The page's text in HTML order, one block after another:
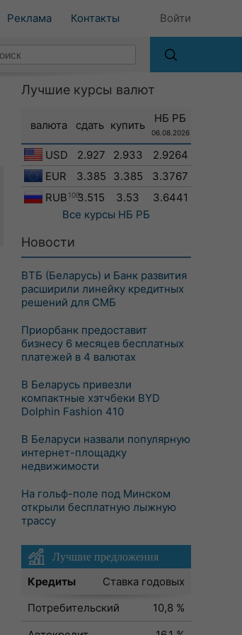
Реклама Контакты Войти
Лучшие курсы валют
валюта сдать купить
НБ РБ
06.08.2026
USD 2.927 2.933
2.9264
EUR
3.385 3.385
3.3767
RUB 1003.515 3.53
3.6441
Все курсы НБ РБ
Новости
ВТБ (Беларусь) и Банк развития
расширили линейку кредитных
решений для СМБ
Приорбанк предоставит
бизнесу 6 месяцев бесплатных
платежей в 4 валютах
В Беларусь привезли
компактные хэтчбеки BYD
Dolphin Fashion 410
В Беларуси назвали популярную
интернет-площадку
недвижимости
На гольф-поле под Минском
открыли бесплатную лыжную
трассу
Лучшие предложения
Кредиты
Ставка годовых
Потребительский
10,8 %